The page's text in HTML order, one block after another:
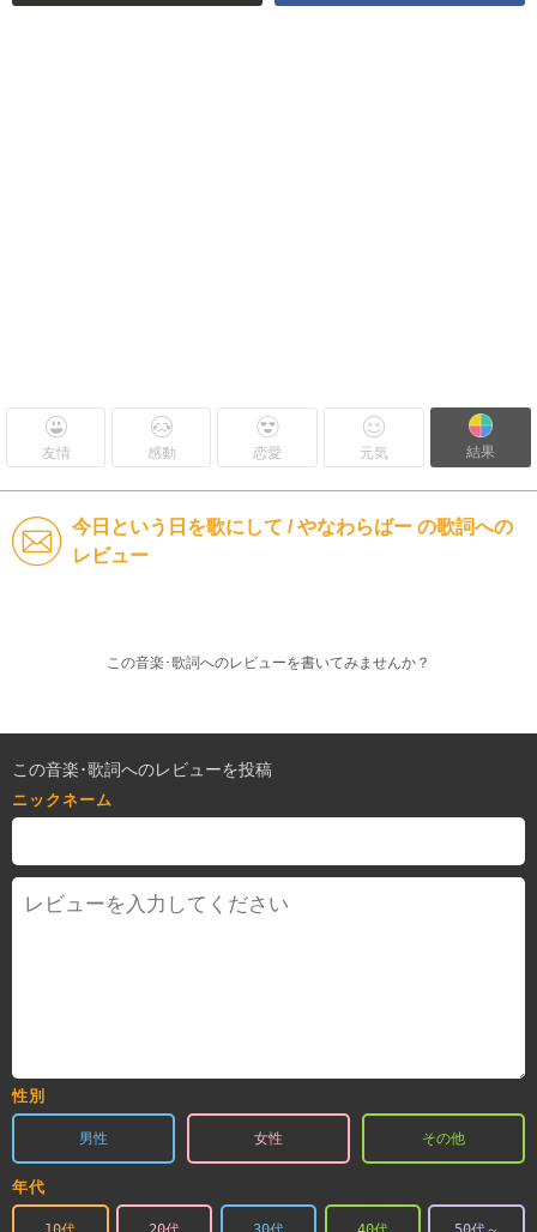
友情 感動 恋愛 元気 結果
今日という日を歌にして / やなわらばー の歌詞への
レビュー
この音楽･歌詞へのレビューを書いてみませんか？
この音楽･歌詞へのレビューを投稿
ニックネーム
性別
男性 女性 その他
年代